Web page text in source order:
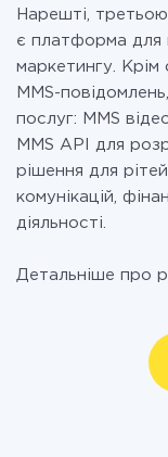
Нарешті,
є платформа для
маркетингу.
MMS-
послуг: MMS
MMS API для
рішення для
комунікацій,
діяльності.
Детальніше про